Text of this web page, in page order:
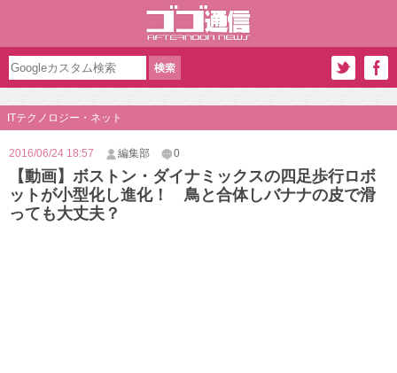
ITテクノロジー・ネット
2016/06/24 18:57 編集部 0
【動画】ボストン・ダイナミックスの四足歩行ロボ
ットが小型化し進化！ 鳥と合体しバナナの皮で滑
っても大丈夫？